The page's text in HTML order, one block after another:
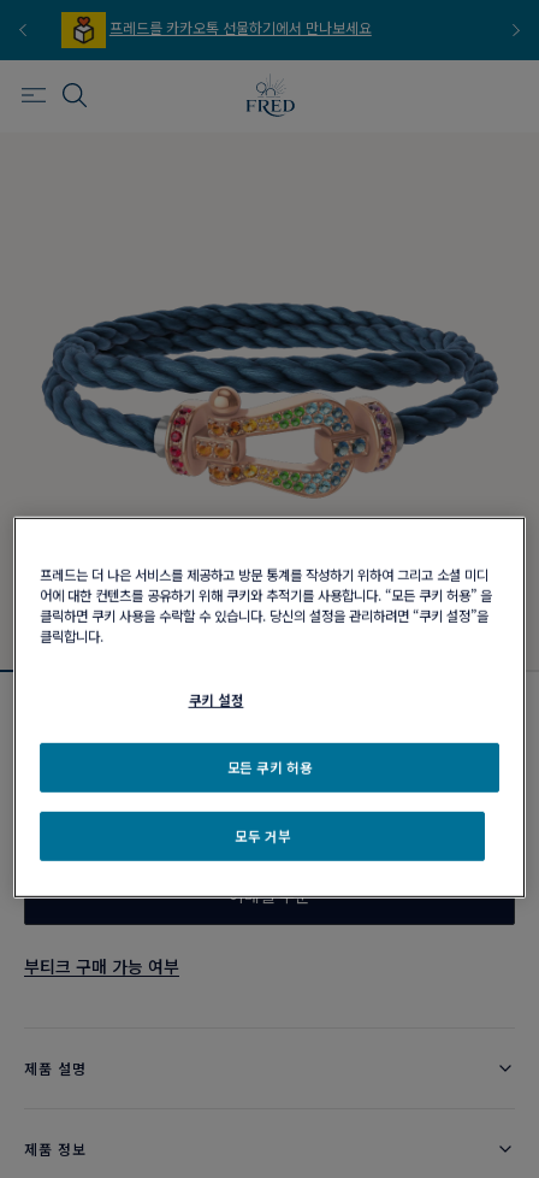
프레드를 이메일 주문 서비스로 만나보세요
₩ 12,860,000
커스터마이즈
이메일 주문
부티크 구매 가능 여부
제품 설명
제품 정보
프레드는 더 나은 서비스를 제공하고 방문 통계를 작성하기 위하여 그리고 소셜 미디
어에 대한 컨텐츠를 공유하기 위해 쿠키와 추적기를 사용합니다. “모든 쿠키 허용” 을
클릭하면 쿠키 사용을 수락할 수 있습니다. 당신의 설정을 관리하려면 “쿠키 설정”을
클릭합니다.
쿠키 설정
모두 거부
모든 쿠키 허용